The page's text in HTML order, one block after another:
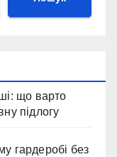
що варто
підлогу
гардеробі без